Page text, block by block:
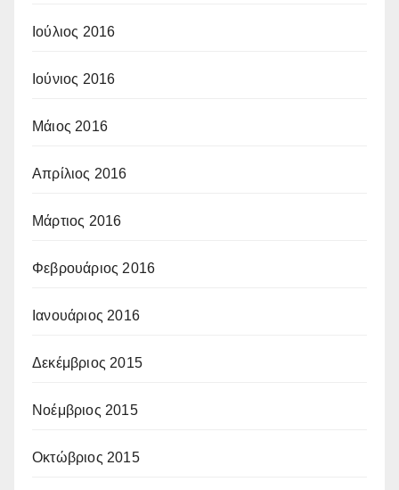
Ιούλιος 2016
Ιούνιος 2016
Μάιος 2016
Απρίλιος 2016
Μάρτιος 2016
Φεβρουάριος 2016
Ιανουάριος 2016
Δεκέμβριος 2015
Νοέμβριος 2015
Οκτώβριος 2015